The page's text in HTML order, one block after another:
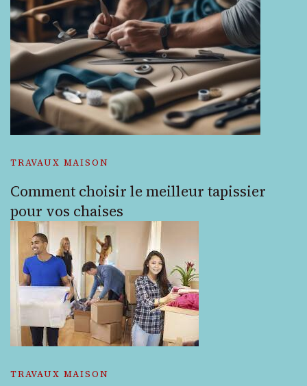
TRAVAUX MAISON
Comment choisir le meilleur tapissier
pour vos chaises
TRAVAUX MAISON